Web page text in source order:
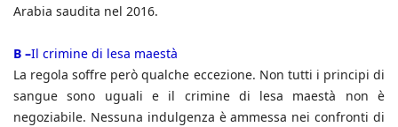
Arabia saudita nel 2016.
B –Il crimine di lesa maestà
La regola soffre però qualche eccezione. Non tutti i principi di
sangue sono uguali e il crimine di lesa maestà non è
negoziabile. Nessuna indulgenza è ammessa nei confronti di